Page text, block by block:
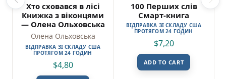
Хто сховався в лісі
Книжка з віконцями
— Олена Ольховська
Олена Ольховська
ВІДПРАВКА ЗІ СКЛАДУ США
ПРОТЯГОМ 24 ГОДИН
$4,80
100 Перших слів
Смарт-книга
ВІДПРАВКА ЗІ СКЛАДУ США
ПРОТЯГОМ 24 ГОДИН
$7,20
ADD TO CART